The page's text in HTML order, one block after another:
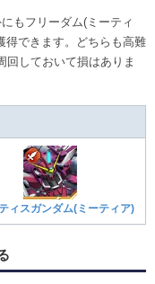
もフリーダム(ミーティ
得できます。どちらも高難
回しておいて損はありま
ィスガンダム(ミーティア)